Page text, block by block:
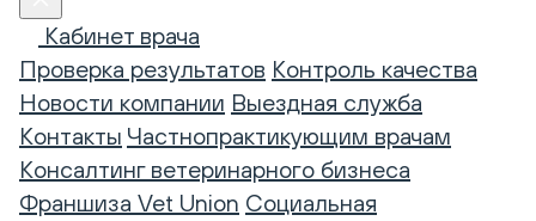
Кабинет врача
Проверка результатов Контроль качества
Новости компании Выездная служба
Контакты Частнопрактикующим врачам
Консалтинг ветеринарного бизнеса
Франшиза Vet Union Социальная